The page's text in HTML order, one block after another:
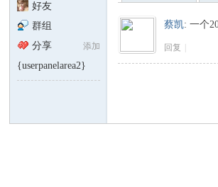
好友
群组
添加
分享
{userpanelarea2}
蔡凯:一个
回复